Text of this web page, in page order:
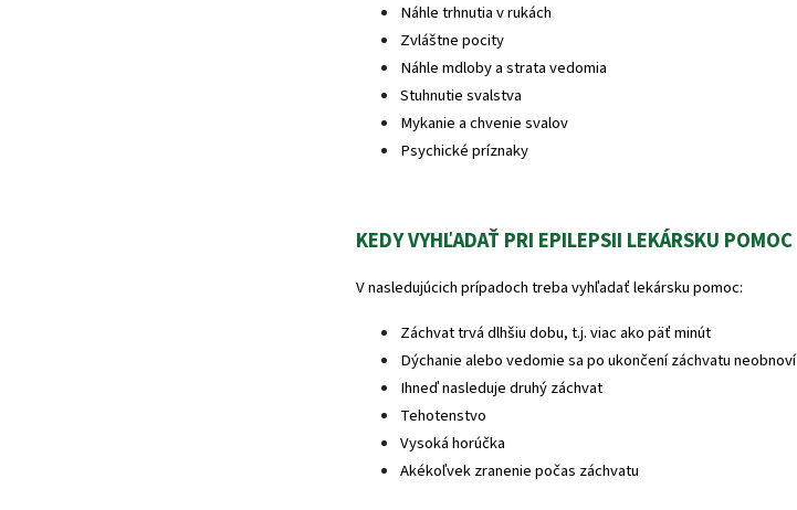
Náhle trhnutia v rukách
Zvláštne pocity
Náhle mdloby a strata vedomia
Stuhnutie svalstva
Mykanie a chvenie svalov
Psychické príznaky
KEDY VYHĽADAŤ PRI EPILEPSII LEKÁRSKU POMOC
V nasledujúcich prípadoch treba vyhľadať lekársku pomoc:
Záchvat trvá dlhšiu dobu, t.j. viac ako päť minút
Dýchanie alebo vedomie sa po ukončení záchvatu neobnoví
Ihneď nasleduje druhý záchvat
Tehotenstvo
Vysoká horúčka
Akékoľvek zranenie počas záchvatu